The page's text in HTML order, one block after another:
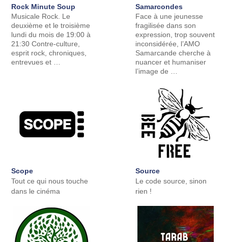
Rock Minute Soup
Musicale Rock. Le
deuxième et le troisième
lundi du mois de 19:00 à
21:30 Contre-culture,
esprit rock, chroniques,
entrevues et …
Samarcondes
Face à une jeunesse
fragilisée dans son
expression, trop souvent
inconsidérée, l’AMO
Samarcande cherche à
nuancer et humaniser
l’image de …
Scope
Tout ce qui nous touche
dans le cinéma
Source
Le code source, sinon
rien !